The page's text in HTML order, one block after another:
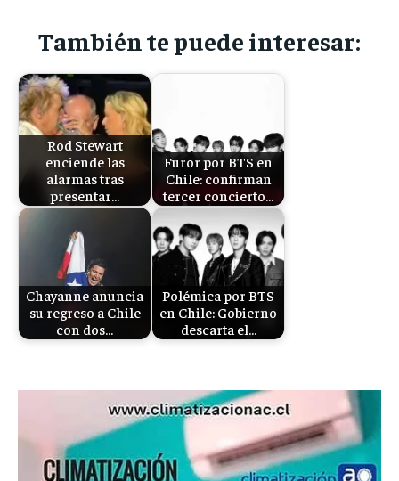
También te puede interesar:
Rod Stewart
enciende las
alarmas tras
presentar…
Furor por BTS en
Chile: confirman
tercer concierto…
Chayanne anuncia
su regreso a Chile
con dos…
Polémica por BTS
en Chile: Gobierno
descarta el…